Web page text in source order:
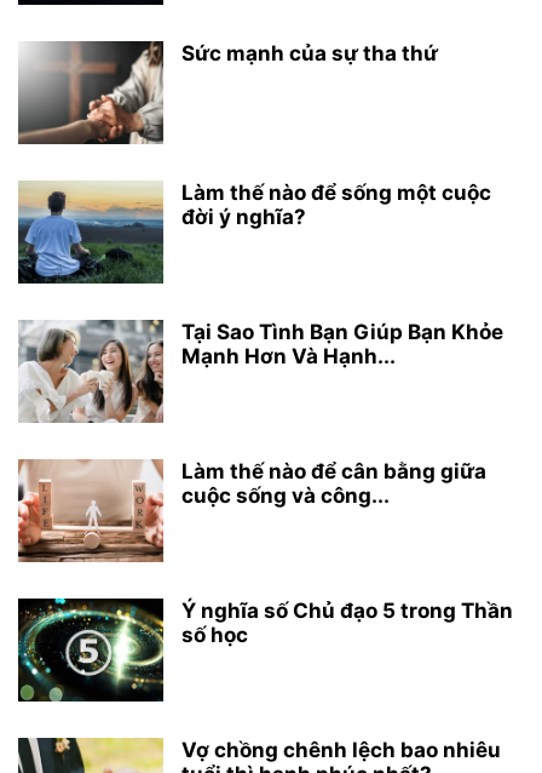
Sức mạnh của sự tha thứ
Làm thế nào để sống một cuộc
đời ý nghĩa?
Tại Sao Tình Bạn Giúp Bạn Khỏe
Mạnh Hơn Và Hạnh...
Làm thế nào để cân bằng giữa
cuộc sống và công...
Ý nghĩa số Chủ đạo 5 trong Thần
số học
Vợ chồng chênh lệch bao nhiêu